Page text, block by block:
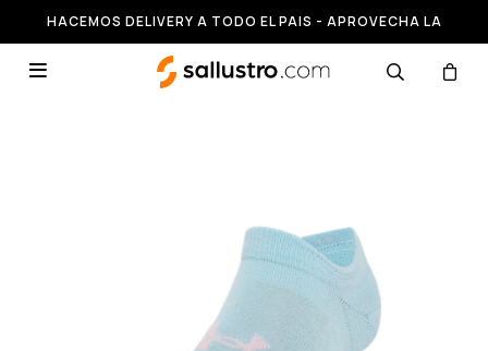
HACEMOS DELIVERY A TODO EL PAIS - APROVECHA LA
RUNNING HASTA 50% OFF
